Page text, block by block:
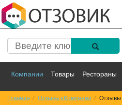
Компании Товары Рестораны
Спорт Фильмы Деньги
Главная Отзывы к Компании Отзывы